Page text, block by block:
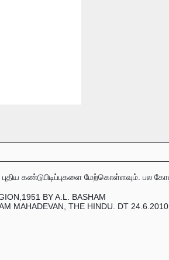
கண்டுபிடிப்புகளை மேற்கொள்ளவும். பல
BY A.L. BASHAM
MAHADEVAN, THE HINDU. DT 24.6.2010.